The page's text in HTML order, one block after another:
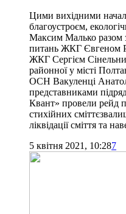
Цими вихідними
благоустроєм,
Максим Малько разом
питань ЖКГ Євгеном
ЖКГ Сергієм
районної у місті
ОСН Вакуленці
представниками
Квант» провели рейд
стихійних
ліквідації сміття та
5 квітня 2021, 10:287